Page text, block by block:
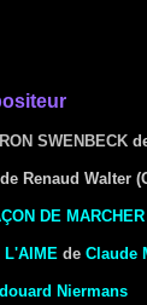
SWENBECK
de Renaud Walter
DE MARCHER
L'AIME de Claude
Niermans